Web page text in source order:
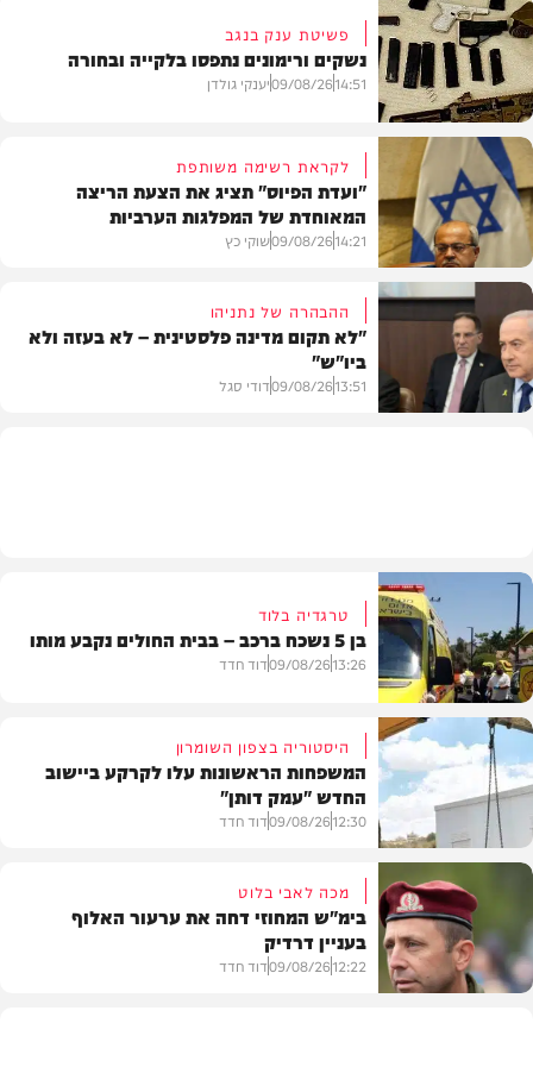
משטרה
פשיטת ענק בנגב
נשקים ורימונים נתפסו בלקייה ובחורה
14:51
09/08/26יענקי גולדן
פוליטי
לקראת רשימה משותפת
"ועדת הפיוס" תציג את הצעת הריצה
המאוחדת של המפלגות הערביות
14:21
09/08/26שוקי כץ
ההבהרה של נתניהו
"לא תקום מדינה פלסטינית – לא בעזה ולא
ביו"ש"
13:51
09/08/26דודי סגל
חדשות
טרגדיה בלוד
בן 5 נשכח ברכב – בבית החולים נקבע מותו
13:26
09/08/26דוד חדד
בארץ
היסטוריה בצפון השומרון
המשפחות הראשונות עלו לקרקע ביישוב
החדש "עמק דותן"
12:30
09/08/26דוד חדד
מכה לאבי בלוט
בימ"ש המחוזי דחה את ערעור האלוף
בעניין דרדיק
12:22
09/08/26דוד חדד